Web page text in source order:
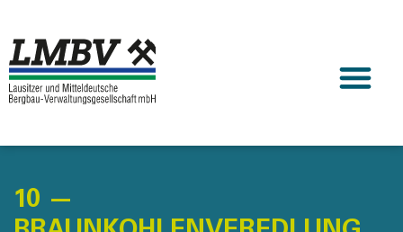
10 —